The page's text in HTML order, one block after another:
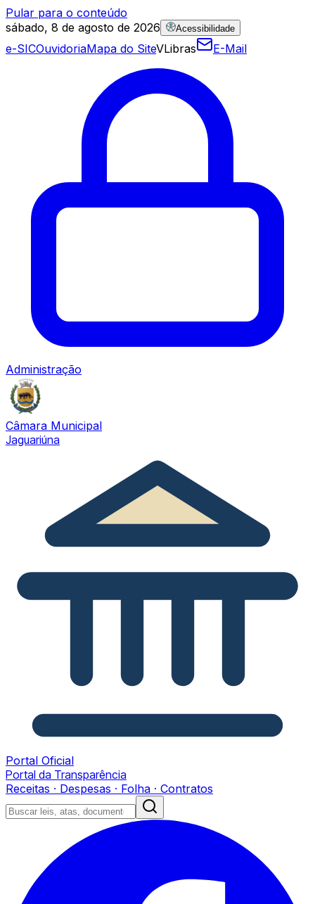
Pular para o conteúdo
sábado, 8 de agosto de 2026
Acessibilidade
e-SICOuvidoriaMapa do SiteVLibras E-Mail
Administração
Câmara Municipal
Jaguariúna
Portal Oficial
Portal da Transparência
Receitas · Despesas · Folha · Contratos